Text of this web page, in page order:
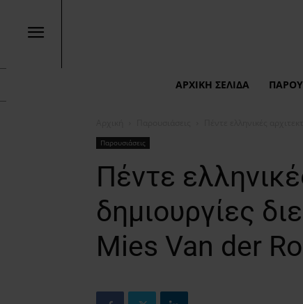
ΑΡΧΙΚΉ ΣΕΛΊΔΑ
Παρουσιάσεις
Πέντε
δημιουργίες
Mies Van der